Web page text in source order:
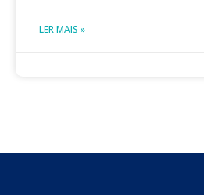
LER MAIS »